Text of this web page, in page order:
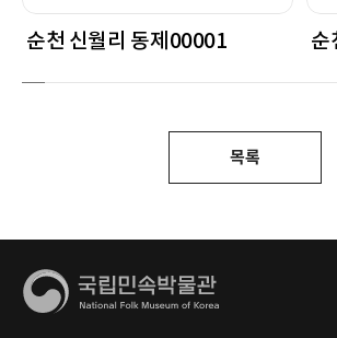
순천 신월리 동제00001 순
목록